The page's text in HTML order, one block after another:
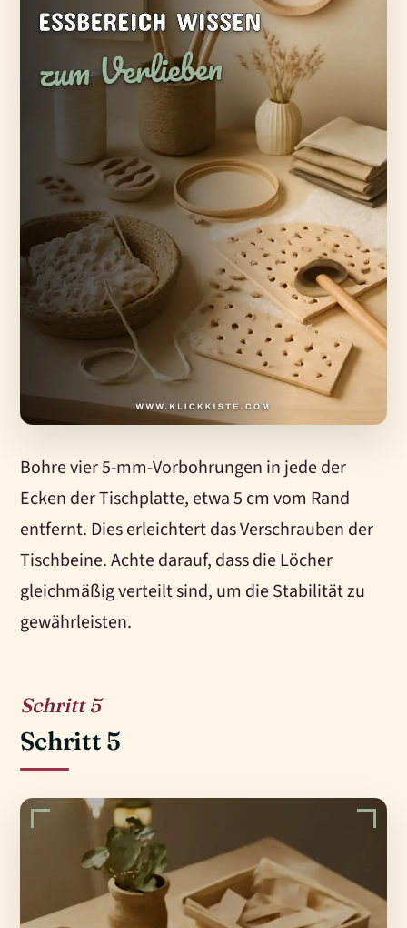
Bohre vier 5-mm-Vorbohrungen in jede der
Ecken der Tischplatte, etwa 5 cm vom Rand
entfernt. Dies erleichtert das Verschrauben der
Tischbeine. Achte darauf, dass die Löcher
gleichmäßig verteilt sind, um die Stabilität zu
gewährleisten.
5
Schritt 5